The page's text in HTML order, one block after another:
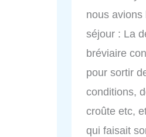
nous
séjour : La
bréviaire
pour sortir
conditions,
croûte etc,
qui faisait